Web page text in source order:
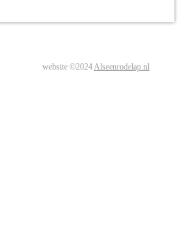
website ©2024Alseenrodelap.nl